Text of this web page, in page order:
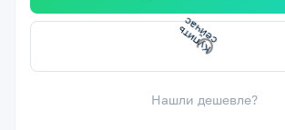
К
у
п
и
т
ь
с
е
й
ч
а
с
Нашли дешевле?